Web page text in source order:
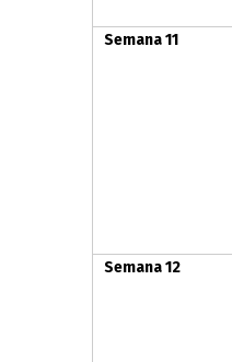
Semana 11
Semana 12